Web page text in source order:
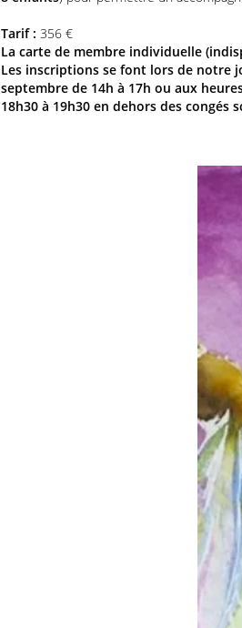
Tarif : 356 €
La carte de membre individuelle
Les inscriptions se font lors de notre
septembre de 14h à 17h ou aux
18h30 à 19h30 en dehors des congés